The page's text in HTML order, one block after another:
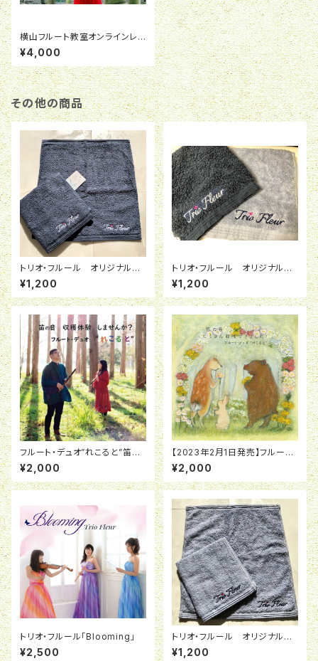
横山フルート教室オンラインレッ
スン
¥4,000
その他の商品
トリオ・フルール オリジナル今
治タオル ※紺色
¥1,200
トリオ・フルール オリジナルタ
オル（今治タオル）
¥1,200
フルート・デュオ”れこると”笛の
音 収穫体験しませんか？
¥2,000
【2023年2月1日発売】フルート・
デュオ”れこると”「笛の音 たくさ
ん収穫できました！」
¥2,000
トリオ・フルール「Blooming」
¥2,500
トリオ・フルール オリジナル今
治タオル ※水色
¥1,200